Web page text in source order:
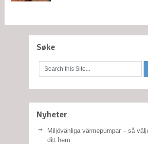
Søke
Nyheter
Miljövänliga värmepumpar – så
ditt hem